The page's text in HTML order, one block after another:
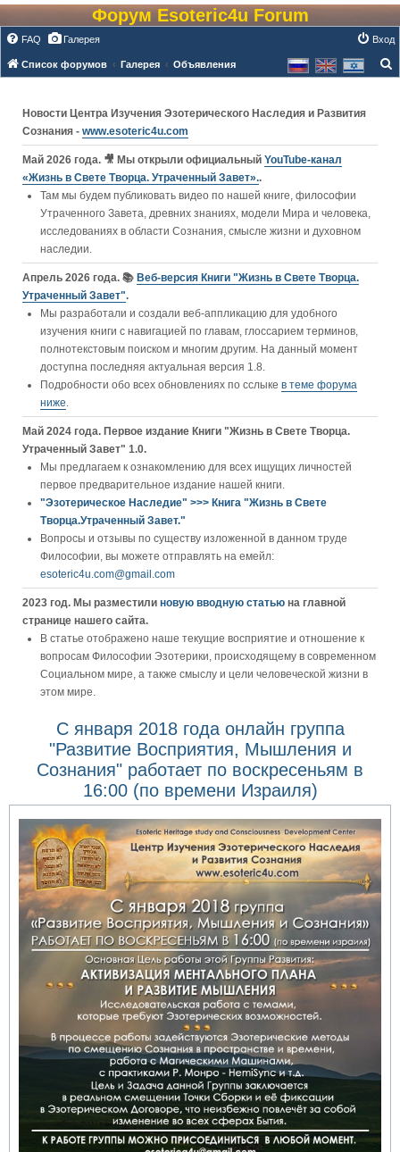
Форум Esoteric4u Forum
FAQ Галерея Вход
Список форумов Галерея Объявления
Новости Центра Изучения Эзотерического Наследия и Развития
Сознания - www.esoteric4u.com
Май 2026 года. 🎥 Мы открыли официальный YouTube‑канал
«Жизнь в Свете Творца. Утраченный Завет»..
Там мы будем публиковать видео по нашей книге, философии
Утраченного Завета, древних знаниях, модели Мира и человека,
исследованиях в области Сознания, смысле жизни и духовном
наследии.
Апрель 2026 года. 📚 Веб-версия Книги "Жизнь в Свете Творца.
Утраченный Завет".
Мы разработали и создали веб-аппликацию для удобного
изучения книги c навигацией по главам, глоссарием терминов,
полнотекстовым поиском и многим другим. На данный момент
доступна последняя актуальная версия 1.8.
Подробности обо всех обновлениях по сслыке в теме форума
ниже.
Май 2024 года. Первое издание Книги "Жизнь в Свете Творца.
Утраченный Завет" 1.0.
Мы предлагаем к ознакомлению для всех ищущих личностей
первое предварительное издание нашей книги.
"Эзотерическое Наследие" >>> Книга "Жизнь в Свете
Творца.Утраченный Завет."
Вопросы и отзывы по существу изложенной в данном труде
Философии, вы можете отправлять на емейл:
esoteric4u.com@gmail.com
2023 год. Мы разместили новую вводную статью на главной
странице нашего сайта.
В статье отображено наше текущие восприятие и отношение к
вопросам Философии Эзотерики, происходящему в современном
Социальном мире, а также смыслу и цели человеческой жизни в
этом мире.
С января 2018 года онлайн группа
"Развитие Восприятия, Мышления и
Сознания" работает по воскресеньям в
16:00 (по времени Израиля)